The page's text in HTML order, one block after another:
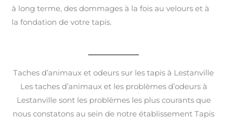
à long terme, des dommages à la fois au velours et à
la fondation de votre tapis.
Taches d’animaux et odeurs sur les tapis à Lestanville
Les taches d’animaux et les problèmes d’odeurs à
Lestanville sont les problèmes les plus courants que
nous constatons au sein de notre établissement Tapis